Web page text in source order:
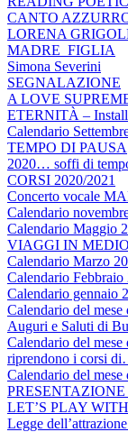
CANTO
LORENA
MADRE_FIGLIA
Simona Severini
SEGNALAZIONE
A LOVE
ETERNITÀ –
Calendario
TEMPO DI PAUSA
2020… soffi di
CORSI 2020/2021
Concerto vocale
Calendario
Calendario Maggio
VIAGGI IN
Calendario Marzo
Calendario Febbraio
Calendario gennaio
Calendario del
Auguri e Saluti di
Calendario del
riprendono i corsi
Calendario del
LET’S PLAY
Legge